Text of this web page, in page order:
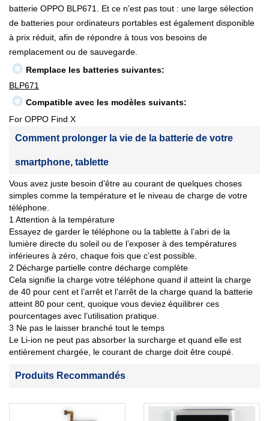
batterie OPPO BLP671. Et ce n’est pas tout : une large sélection
de batteries pour ordinateurs portables est également disponible
à prix réduit, afin de répondre à tous vos besoins de
remplacement ou de sauvegarde.
Remplace les batteries suivantes:
BLP671
Compatible avec les modèles suivants:
For OPPO Find X
Comment prolonger la vie de la batterie de votre
smartphone, tablette
Vous avez juste besoin d’être au courant de quelques choses
simples comme la température et le niveau de charge de votre
téléphone.
1 Attention à la température
Essayez de garder le téléphone ou la tablette à l’abri de la
lumière directe du soleil ou de l’exposer à des températures
inférieures à zéro, chaque fois que c’est possible.
2 Décharge partielle contre décharge complète
Cela signifie la charge votre téléphone quand il atteint la charge
de 40 pour cent et l’arrêt et l’arrêt de la charge quand la batterie
atteint 80 pour cent, quoique vous deviez équilibrer ces
pourcentages avec l’utilisation pratique.
3 Ne pas le laisser branché tout le temps
Le Li-ion ne peut pas absorber la surcharge et quand elle est
entièrement chargée, le courant de charge doit être coupé.
Produits Recommandés